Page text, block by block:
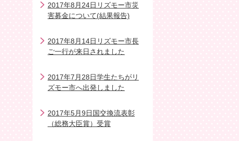
2017年8月24日リズモー市災
害募金について(結果報告)
2017年8月14日リズモー市長
ご一行が来日されました
2017年7月28日学生たちがリ
ズモー市へ出発しました
2017年5月9日国交換流表彰
（総務大臣賞）受賞